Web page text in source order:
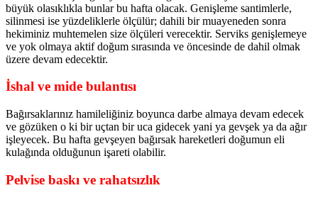
büyük olasıklıkla bunlar bu hafta olacak. Genişleme santimlerle,
silinmesi ise yüzdeliklerle ölçülür; dahili bir muayeneden sonra
hekiminiz muhtemelen size ölçüleri verecektir. Serviks genişlemeye
ve yok olmaya aktif doğum sırasında ve öncesinde de dahil olmak
üzere devam edecektir.
İshal ve mide bulantısı
Bağırsaklarınız hamileliğiniz boyunca darbe almaya devam edecek
ve gözüken o ki bir uçtan bir uca gidecek yani ya gevşek ya da ağır
işleyecek. Bu hafta gevşeyen bağırsak hareketleri doğumun eli
kulağında olduğunun işareti olabilir.
Pelvise baskı ve rahatsızlık